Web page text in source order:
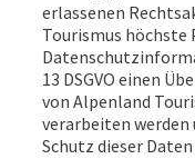
erlassenen
Tourismus
13 DSGVO einen
von Alpenland
verarbeiten werden
Schutz dieser